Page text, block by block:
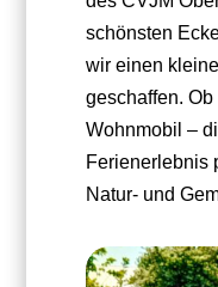
schönsten
wir einen
geschaffen.
Wohnmobil –
Ferienerlebnis
Natur- und